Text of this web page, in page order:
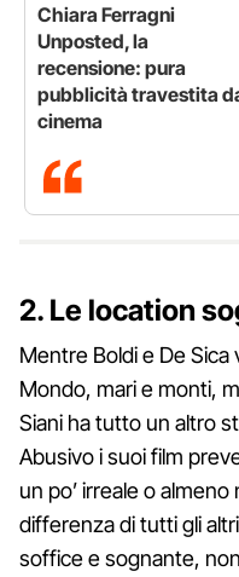
Chiara Ferragni
Unposted, la
recensione: pura
pubblicità travestita
cinema
2. Le location
Mentre Boldi e De Sica
Mondo, mari e monti,
Siani ha tutto un altro
Abusivo i suoi film
un po’ irreale o
differenza di tutti gli
soffice e sognante,